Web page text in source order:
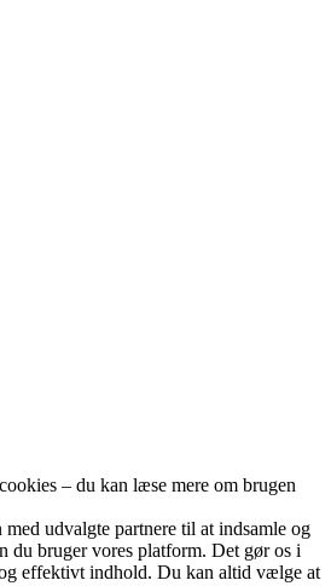
– du kan læse mere om brugen
udvalgte partnere til at indsamle og
du bruger vores platform. Det gør os i
effektivt indhold. Du kan altid vælge at